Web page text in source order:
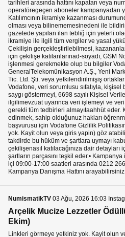
tarihleri arasında hattını kapatan veya
operatöregeçen aboneler kampanyadan
Katılımcının ikramiye kazanması
olması veya bilinememesinedeni ile
gazetede yapılan ilan tebliğ için yeterli
ikramiye ile ilgili tüm vergiler ve yasal
Çekilişin gerçekleştirilebilmesi,
için çekilişe katılanlarınad-soyadı, GSM
işlenmesi gerekmekte olup bu bilgiler
GeneralTelekomünikasyon A.Ş., Yeni
Tic. Ltd. Şti. veya yetkilendirilmişiş
Vodafone, veri sorumlusu sıfatıyla,
saygı göstermeyi, 6698 sayılı Kişisel
ilgilimevzuat uyarınca veri işlemeyi ve
gerekli tüm tedbirleri almayıtaahhüt
edinmek, sahip olduğunuz hakları
başvurusu için Vodafone Gizlilik
yok. Kayit olun veya giris yapin) göz
takdirde bu hüküm ve şartlara uymayı
çekilişenasıl katılacağınıza dair
şartların parçasını teşkil eder.•
içi 09:00-17:00 saatleri arasında 0212
Kampanya Danışma Hattını
NumismatikTV 03 Ağu, 2026 16:03
Arçelik Mucize Lezzetler
Ekim)
Linkleri görmeye yetkiniz yok. Kayit olun